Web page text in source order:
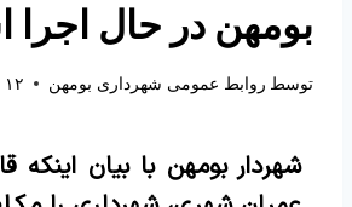
بومهن در حال
توسط روابط عمومی شهرداری بومهن ۱۲ اسفند ۱۴۰۳
شهردار بومهن با بیان اینکه